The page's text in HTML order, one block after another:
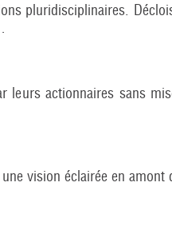
pluridisciplinaires.
leurs actionnaires sans
vision éclairée en amont